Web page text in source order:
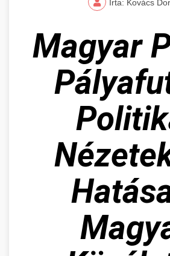
Írta: Kovács
Magyar